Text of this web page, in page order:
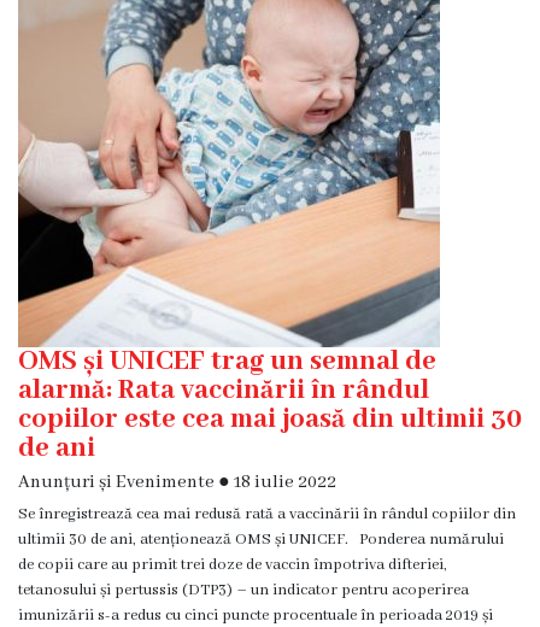
Consultativ
Diagnostic
Medicină
de
Familie
1
Secția
Medicină
de
Familie
2
Centrul
Sănătății
Femeii
AMT
Buiucani
Servicii
OMS și UNICEF trag un semnal de
alarmă: Rata vaccinării în rândul
copiilor este cea mai joasă din ultimii 30
de ani
Anunțuri și Evenimente ● 18 iulie 2022
Se înregistrează cea mai redusă rată a vaccinării în rândul copiilor din
ultimii 30 de ani, atenționează OMS și UNICEF. Ponderea numărului
de copii care au primit trei doze de vaccin împotriva difteriei,
tetanosului și pertussis (DTP3) – un indicator pentru acoperirea
imunizării s-a redus cu cinci puncte procentuale în perioada 2019 și